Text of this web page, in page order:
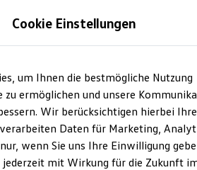
Cookie Einstellungen
um Ihnen die bestmögliche Nutzung
zu ermöglichen und unsere
Wir berücksichtigen hierbei Ihre
Daten für Marketing,
wenn Sie uns Ihre Einwilligung
jederzeit mit Wirkung für die Zukunft